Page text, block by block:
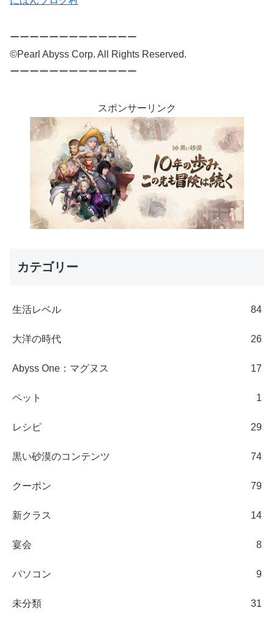
ーーーーーーーーーーーーー
©Pearl Abyss Corp. All Rights Reserved.
ーーーーーーーーーーーーー
スポンサーリンク
カテゴリー
生活レベル 84
大洋の時代 26
Abyss One：マグヌス 17
ペット 1
レシピ 29
黒い砂漠のコンテンツ 74
クーポン 79
新クラス 14
宴会 8
パソコン 9
未分類 31